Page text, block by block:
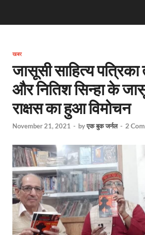
खबर
जासूसी साहित्य
और नितिश सिन्हा के
राक्षस का हुआ विमोचन
November 21, 2021 - byएक बुक जर्नल - 2